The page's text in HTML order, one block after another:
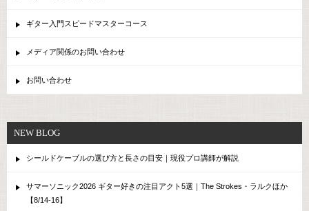
ギター入門スピードマスターコース
メディア関係のお問い合わせ
お問い合わせ
NEW BLOG
シールドケーブルの選び方と長さの目安｜現役プロ講師が解説
サマーソニック2026 ギター好きの注目アクト5選｜The Strokes・ラルクほか
【8/14-16】